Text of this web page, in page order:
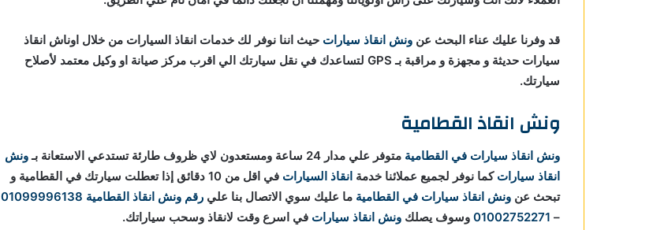
قد وفرنا عليك عناء البحث عن ونش انقاذ سيارات حيث اننا نوفر لك خدمات انقاذ السيارات من خلال اوناش انقاذ
سيارات حديثة و مجهزة و مراقبة بـ GPS لتساعدك في نقل سيارتك الي اقرب مركز صيانة او وكيل معتمد لأصلاح
سيارتك.
ونش انقاذ القطامية
ونش انقاذ سيارات في القطامية متوفر علي مدار 24 ساعة ومستعدون لاي ظروف طارئة تستدعي الاستعانة بـ
ونش
انقاذ سيارات كما نوفر لجميع عملائنا خدمة انقاذ السيارات في اقل من 10 دقائق
إذا تعطلت سيارتك في القطامية و
تبحث عن ونش انقاذ سيارات في القطامية ما عليك سوي الاتصال بنا علي رقم ونش انقاذ القطامية 01099996138
–
01002752271 وسوف يصلك ونش انقاذ سيارات في اسرع وقت لانقاذ وسحب سياراتك.